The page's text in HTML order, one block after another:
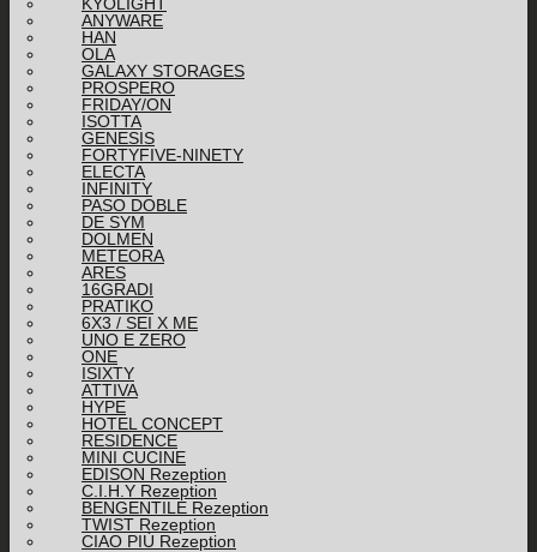
ANYWARE
HAN
OLA
GALAXY STORAGES
PROSPERO
FRIDAY/ON
ISOTTA
GENESIS
FORTYFIVE-NINETY
ELECTA
INFINITY
PASO DOBLE
DE SYM
DOLMEN
METEORA
ARES
16GRADI
PRATIKO
6X3 / SEI X ME
UNO E ZERO
ONE
ISIXTY
ATTIVA
HYPE
HOTEL CONCEPT
RESIDENCE
MINI CUCINE
EDISON Rezeption
C.I.H.Y Rezeption
BENGENTILE Rezeption
TWIST Rezeption
CIAO PIÙ Rezeption